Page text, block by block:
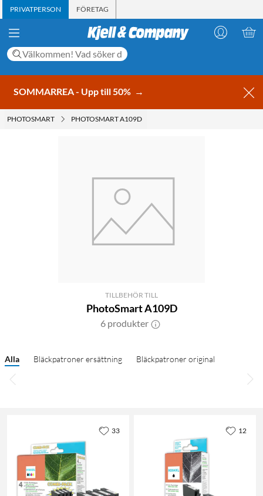
PRIVATPERSON FÖRETAG
SOMMARREA - Upp till 50% →
PHOTOSMART PHOTOSMART A109D
TILLBEHÖR TILL
PhotoSmart A109D
6 produkter
Alla Bläckpatroner ersättning Bläckpatroner original
33 12